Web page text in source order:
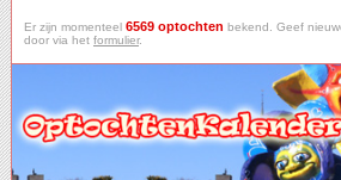
Er zijn momenteel 6569 optochten bekend. Geef
door via het formulier.